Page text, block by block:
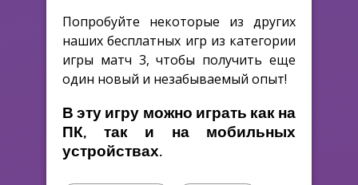
Попробуйте некоторые из других
наших бесплатных игр из категории
игры матч 3, чтобы получить еще
один новый и незабываемый опыт!
В эту игру можно играть как на
ПК, так и на мобильных
устройствах.